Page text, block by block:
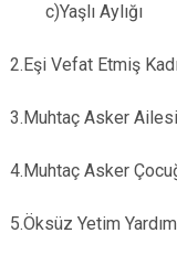
c)Yaşlı Aylığı
2.Eşi Vefat Etmiş
3.Muhtaç Asker Ailesi
4.Muhtaç Asker
5.Öksüz Yetim